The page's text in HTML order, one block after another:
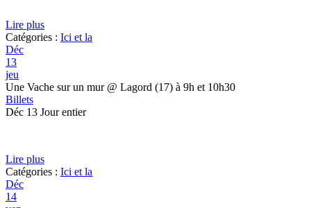
Lire plus
Catégories : Ici et la
Déc
13
jeu
Une Vache sur un mur @ Lagord (17) à 9h et 10h30
Billets
Déc 13 Jour entier
Lire plus
Catégories : Ici et la
Déc
14